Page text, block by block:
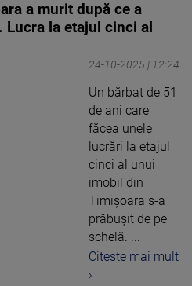
a murit după ce a
la etajul cinci al
24-10-2025 | 12:24
Un bărbat de 51
de ani care
făcea unele
lucrări la etajul
cinci al unui
imobil din
Timişoara s-a
prăbuşit de pe
schelă. ...
Citeste mai mult
›